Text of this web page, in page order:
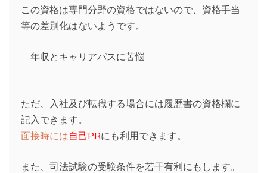
この資格は専門分野の資格ではないので、資格手当
等の差別化はないようです。
ただ、入社及び転職する場合には履歴書の資格欄に
記入できます。
面接時には自己PRにも利用できます。
また、司法試験の受験条件を若干有利にもします。